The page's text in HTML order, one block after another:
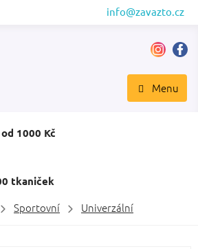
info@zavazto.cz
1000 Kč
tkaniček
Sportovní Univerzální